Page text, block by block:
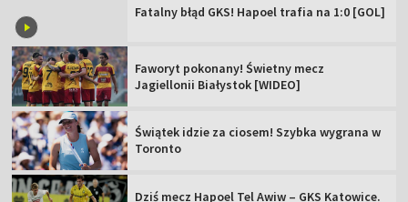
Jagiellonii Białystok [WIDEO]
Świątek idzie za ciosem! Szybka wygrana w
Toronto
Dziś mecz Hapoel Tel Awiw – GKS Katowice.
Sprawdź składy!